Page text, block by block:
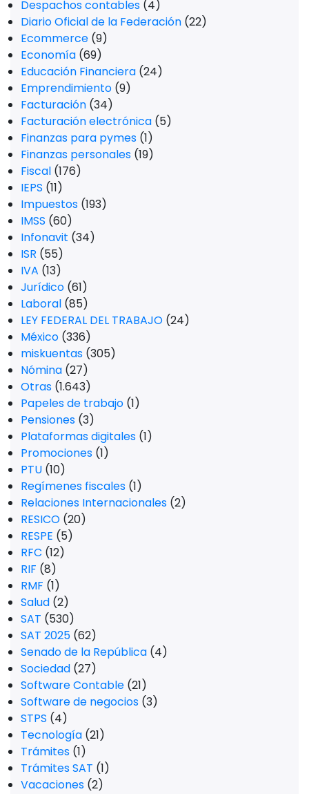
Despachos contables (4)
Diario Oficial de la Federación (22)
Ecommerce (9)
Economía (69)
Educación Financiera (24)
Emprendimiento (9)
Facturación (34)
Facturación electrónica (5)
Finanzas para pymes (1)
Finanzas personales (19)
Fiscal (176)
IEPS (11)
Impuestos (193)
IMSS (60)
Infonavit (34)
ISR (55)
IVA (13)
Jurídico (61)
Laboral (85)
LEY FEDERAL DEL TRABAJO (24)
México (336)
miskuentas (305)
Nómina (27)
Otras (1.643)
Papeles de trabajo (1)
Pensiones (3)
Plataformas digitales (1)
Promociones (1)
PTU (10)
Regímenes fiscales (1)
Relaciones Internacionales (2)
RESICO (20)
RESPE (5)
RFC (12)
RIF (8)
RMF (1)
Salud (2)
SAT (530)
SAT 2025 (62)
Senado de la República (4)
Sociedad (27)
Software Contable (21)
Software de negocios (3)
STPS (4)
Tecnología (21)
Trámites (1)
Trámites SAT (1)
Vacaciones (2)